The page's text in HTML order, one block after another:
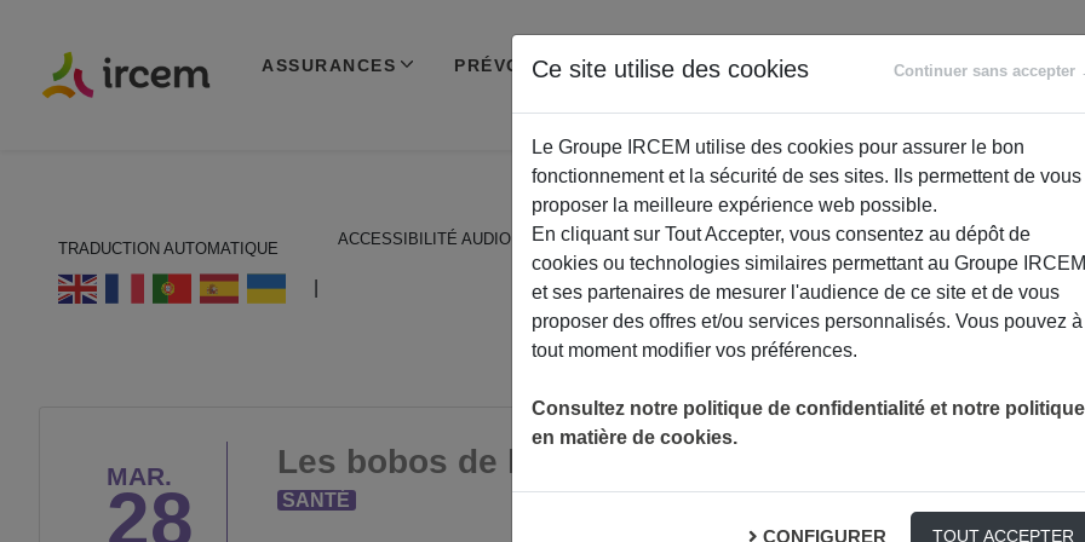
ASSURANCES PRÉVOYANCE RETRAITE
ACCOMPAGNEMENT
TRADUCTION AUTOMATIQUE
ACCESSIBILITÉ AUDIO
MAR.
28
Les bobos de l’été au naturel
SANTÉ
Ce site utilise des cookies Continuer sans accepter
Le Groupe IRCEM utilise des cookies pour assurer le bon
fonctionnement et la sécurité de ses sites. Ils permettent de vous
proposer la meilleure expérience web possible.
En cliquant sur Tout Accepter, vous consentez au dépôt de
cookies ou technologies similaires permettant au Groupe IRCEM
et ses partenaires de mesurer l'audience de ce site et de vous
proposer des offres et/ou services personnalisés. Vous pouvez à
tout moment modifier vos préférences.
Consultez notre politique de confidentialité et notre politique
en matière de cookies.
CONFIGURER TOUT ACCEPTER